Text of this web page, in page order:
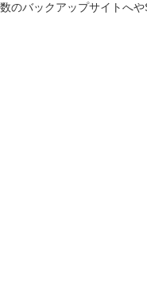
バックアップサイトへ